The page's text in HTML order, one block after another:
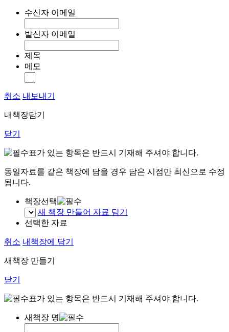
수신자 이메일
발신자 이메일
제목
메모
취소 내보내기
내책장담기
닫기
표가 있는 항목은 반드시 기재해 주셔야 합니다.
동일자료를 같은 책장에 담을 경우 담은 시점만 최신으로 수정
됩니다.
책장선택
새 책장 만들어 자료 담기
선택한 자료
취소 내책장에 담기
새책장 만들기
닫기
표가 있는 항목은 반드시 기재해 주셔야 합니다.
새책장 명